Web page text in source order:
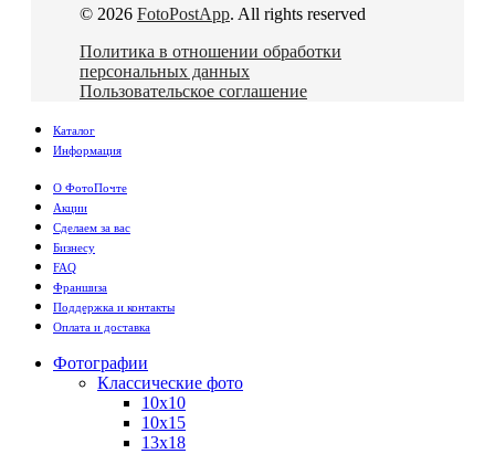
© 2026 FotoPostApp. All rights reserved
Политика в отношении обработки
персональных данных
Пользовательское соглашение
Каталог
Информация
О ФотоПочте
Акции
Сделаем за вас
Бизнесу
FAQ
Франшиза
Поддержка и контакты
Оплата и доставка
Фотографии
Классические фото
10х10
10х15
13х18